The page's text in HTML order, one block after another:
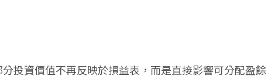
分投資價值不再反映於損益表，而是直接影響可分配盈